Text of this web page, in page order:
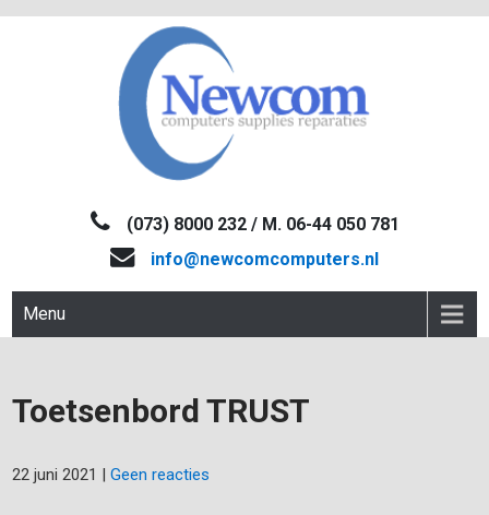
NEWCOM(073) 8000 232 / M. 06-44 050 781
info@newcomcomputers.nl
Menu
Toetsenbord TRUST
22 juni 2021 |Geen reacties